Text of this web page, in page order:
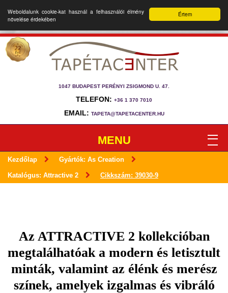
Értem
Weboldalunk cookie-kat használ a felhasználói élmény
növelése érdekében
1047 BUDAPEST PERÉNYI ZSIGMOND U. 47.
TELEFON: +36 1 370 7010
EMAIL: TAPETA@TAPETACENTER.HU
MENU
Kezdőlap Gyártók: As Creation
Katalógus: Attractive 2 Cikkszám: 39030-9
Az ATTRACTIVE 2 kollekcióban
megtalálhatóak a modern és letisztult
minták, valamint az élénk és merész
színek, amelyek izgalmas és vibráló